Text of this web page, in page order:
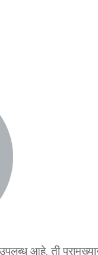
आहे. ती